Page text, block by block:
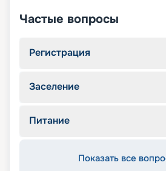
Частые вопросы
Регистрация
Заселение
Питание
Показать все